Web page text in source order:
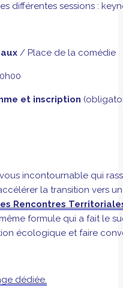
différentes sessions :
/ Place de la comédie
et inscription
incontournable qui
la transition vers
Rencontres
formule qui a fait le
écologique et faire
dédiée.